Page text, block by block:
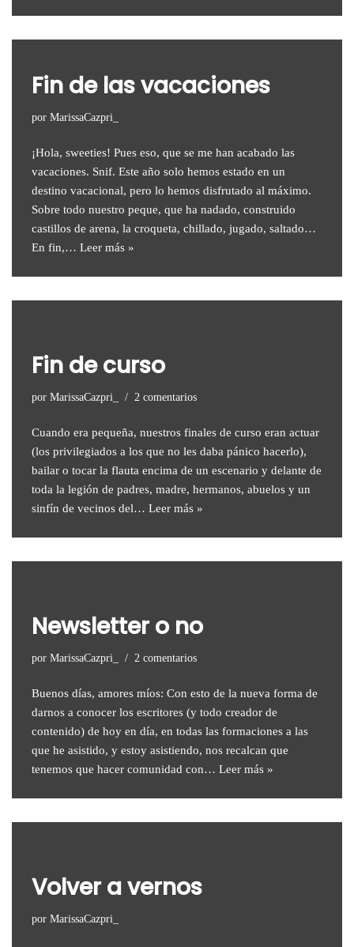
Fin de las vacaciones
por MarissaCazpri_
¡Hola, sweeties! Pues eso, que se me han acabado las
vacaciones. Snif. Este año solo hemos estado en un
destino vacacional, pero lo hemos disfrutado al máximo.
Sobre todo nuestro peque, que ha nadado, construido
castillos de arena, la croqueta, chillado, jugado, saltado…
En fin,… Leer más »
Fin de curso
por MarissaCazpri_ 2 comentarios
Cuando era pequeña, nuestros finales de curso eran actuar
(los privilegiados a los que no les daba pánico hacerlo),
bailar o tocar la flauta encima de un escenario y delante de
toda la legión de padres, madre, hermanos, abuelos y un
sinfín de vecinos del… Leer más »
Newsletter o no
por MarissaCazpri_ 2 comentarios
Buenos días, amores míos: Con esto de la nueva forma de
darnos a conocer los escritores (y todo creador de
contenido) de hoy en día, en todas las formaciones a las
que he asistido, y estoy asistiendo, nos recalcan que
tenemos que hacer comunidad con… Leer más »
Volver a vernos
por MarissaCazpri_